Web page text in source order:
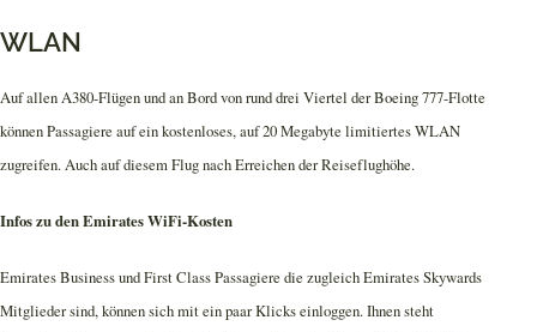
WLAN
Auf allen A380-Flügen und an Bord von rund drei Viertel der Boeing 777-Flotte
können Passagiere auf ein kostenloses, auf 20 Megabyte limitiertes WLAN
zugreifen. Auch auf diesem Flug nach Erreichen der Reiseflughöhe.
Infos zu den Emirates WiFi-Kosten
Emirates Business und First Class Passagiere die zugleich Emirates Skywards
Mitglieder sind, können sich mit ein paar Klicks einloggen. Ihnen steht